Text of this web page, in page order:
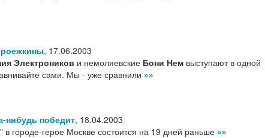
, 17.06.2003
Электроников и немоляевские Бони Нем выступают в одной
сами. Мы - уже сравнили »»
нибудь победит, 18.04.2003
городе-герое Москве состоится на 19 дней раньше »»